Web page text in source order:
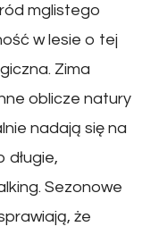
mglistego
w lesie o tej
Zima
oblicze natury
nadają się na
długie,
Sezonowe
że